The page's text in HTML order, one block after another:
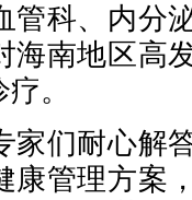
管科、内分
海南地区高
。
们耐心解
康管理方案